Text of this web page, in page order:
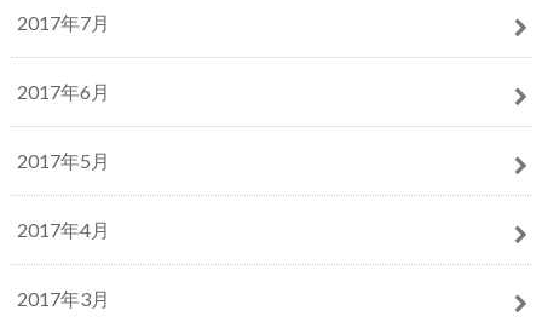
2017年7月
2017年6月
2017年5月
2017年4月
2017年3月